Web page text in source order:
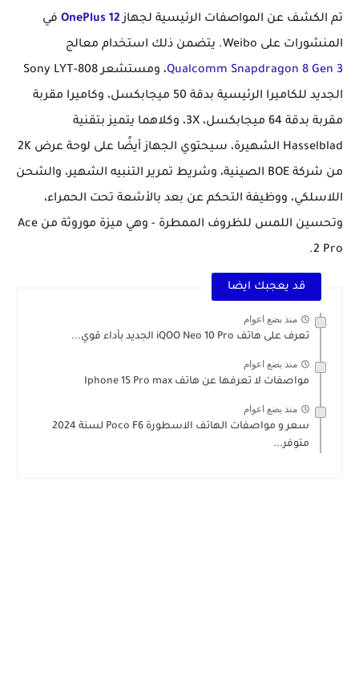
تم الكشف عن المواصفات الرئيسية لجهازOnePlus 12 في
المنشورات على Weibo. يتضمن ذلك استخدام معالج
Qualcomm Snapdragon 8 Gen 3
، ومستشعر Sony LYT-808
الجديد للكاميرا الرئيسية بدقة 50 ميجابكسل، وكاميرا مقربة
مقربة بدقة 64 ميجابكسل، 3X، وكلاهما يتميز بتقنية
Hasselblad الشهيرة، سيحتوي الجهاز أيضًا على لوحة عرض 2K
من شركة BOE الصينية، وشريط تمرير التنبيه الشهير، والشحن
اللاسلكي، ووظيفة التحكم عن بعد بالأشعة تحت الحمراء،
وتحسين اللمس للظروف الممطرة - وهي ميزة موروثة من Ace
2 Pro.
قد يعجبك ايضا
منذ بضع اعوام
تعرف على هاتف iQOO Neo 10 Pro الجديد بأداء قوي...
منذ بضع اعوام
مواصفات لا تعرفها عن هاتف Iphone 15 Pro max
منذ بضع اعوام
سعر و مواصفات الهاتف الاسطورة Poco F6 لسنة 2024
متوفر...